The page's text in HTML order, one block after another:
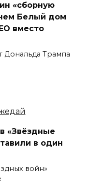
«сборную
Белый дом
вместо
Дональда Трампа
«Звёздные
в один
войн»